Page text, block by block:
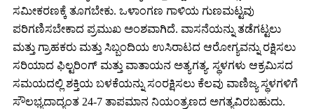
ಸಮೀಕರಣಕ್ಕೆ ತೂಗಬೇಕು. ಒಳಾಂಗಣ ಗಾಳಿಯ ಗುಣಮಟ್ಟವು
ಪರಿಗಣಿಸಬೇಕಾದ ಪ್ರಮುಖ ಅಂಶವಾಗಿದೆ. ವಾಸನೆಯನ್ನು ತಡೆಗಟ್ಟಲು
ಮತ್ತು ಗ್ರಾಹಕರು ಮತ್ತು ಸಿಬ್ಬಂದಿಯ ಉಸಿರಾಟದ ಆರೋಗ್ಯವನ್ನು ರಕ್ಷಿಸಲು
ಸರಿಯಾದ ಫಿಲ್ಟರಿಂಗ್ ಮತ್ತು ವಾತಾಯನ ಅತ್ಯಗತ್ಯ. ಸ್ಥಳಗಳು ಆಕ್ರಮಿಸದ
ಸಮಯದಲ್ಲಿ ಶಕ್ತಿಯ ಬಳಕೆಯನ್ನು ಸಂರಕ್ಷಿಸಲು ಕೆಲವು ವಾಣಿಜ್ಯ ಸ್ಥಳಗಳಿಗೆ
ಸೌಲಭ್ಯದಾದ್ಯಂತ 24-7 ತಾಪಮಾನ ನಿಯಂತ್ರಣದ ಅಗತ್ಯವಿರಬಹುದು.